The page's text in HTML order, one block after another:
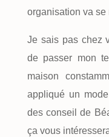
organisation va se
Je sais pas chez
de passer mon
maison
appliqué un
des conseil de
ça vous